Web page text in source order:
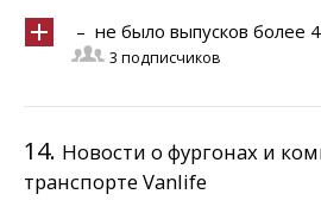
– не было выпусков более
3 подписчиков
14. Новости о фургонах и
транспорте Vanlife